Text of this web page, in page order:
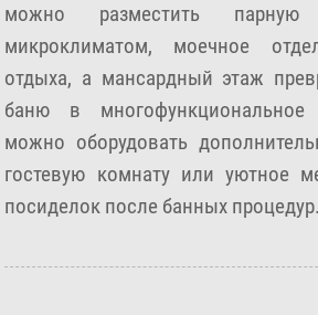
можно разместить
микроклиматом, моечное
отдыха, а мансардный этаж
баню в
можно оборудовать
гостевую комнату или уютное
посиделок после банных процедур.